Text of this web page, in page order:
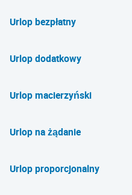
Urlop bezpłatny
Urlop dodatkowy
Urlop macierzyński
Urlop na żądanie
Urlop proporcjonalny